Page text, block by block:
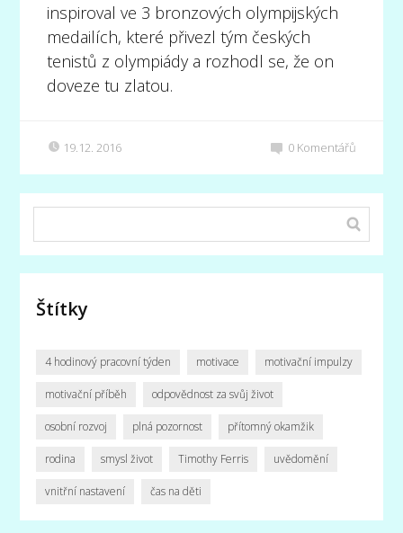
inspiroval ve 3 bronzových olympijských
medailích, které přivezl tým českých
tenistů z olympiády a rozhodl se, že on
doveze tu zlatou.
19.12. 2016 0 Komentářů
Štítky
4 hodinový pracovní týden motivace motivační impulzy
motivační příběh odpovědnost za svůj život
osobní rozvoj plná pozornost přítomný okamžik
rodina smysl život Timothy Ferris uvědomění
vnitřní nastavení čas na děti